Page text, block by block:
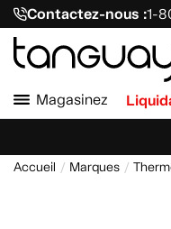
Contactez-nous :1-
Magasinez
Accueil Marques